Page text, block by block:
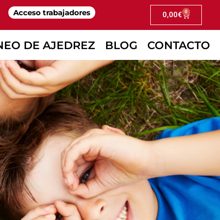
DEL CEIP LUIS DE GÓNGORA DE
Acceso trabajadores 0,00€ 0
DE AJEDREZ BLOG CONTACTO